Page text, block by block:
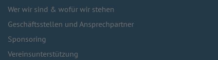
Wer wir sind & wofür wir stehen
Geschäftsstellen und Ansprechpartner
Sponsoring
Vereinsunterstützung